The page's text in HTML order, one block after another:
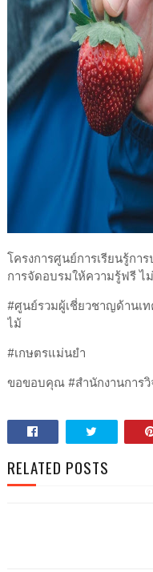
โครงการศูนย์การเรียนรู้กา
การจัดอบรมให้ความรู้ฟรี ไ
#ศูนย์รวมผู้เชี่ยวชาญด้านเ
ไม้
#เกษตรแม่นยำ
ขอขอบคุณ #สำนักงานการ
RELATED POSTS